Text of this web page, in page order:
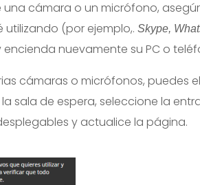
una cámara o un micrófono,
utilizando (por ejemplo,. Skype,
nuevamente su PC o
cámaras o micrófonos, puedes
la sala de espera, seleccione la
y actualice la página.